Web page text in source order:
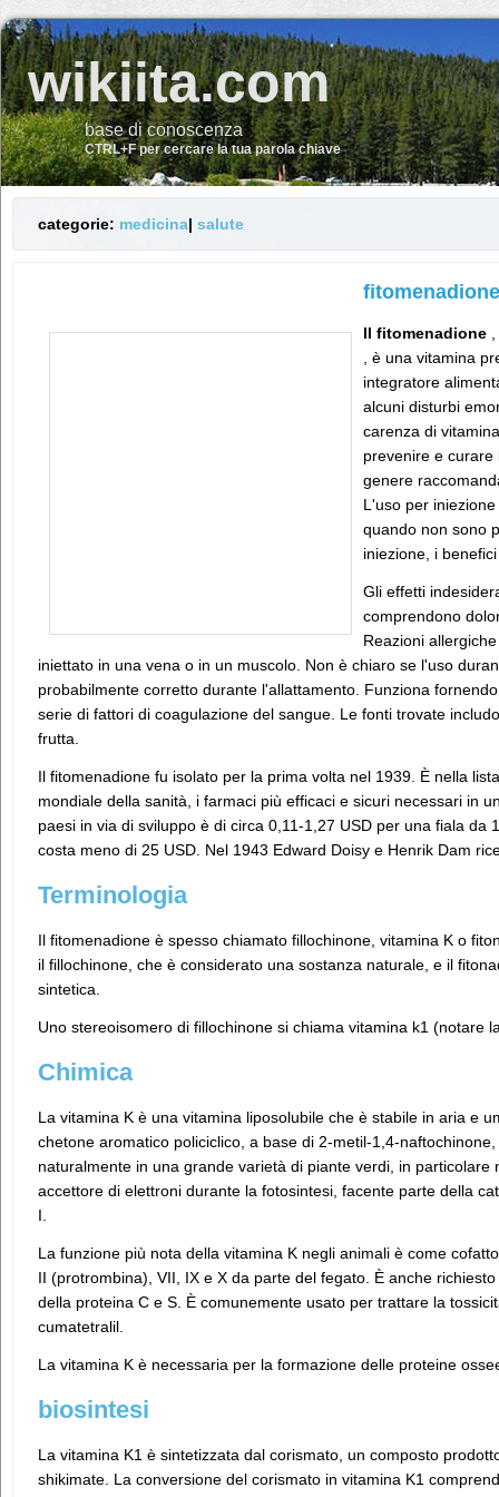
wikiita.com
base di conoscenza
CTRL+F per cercare la tua parola chiave
categorie: medicina| salute
fitomenadione
Il fitomenadione
, è una vitamina
integratore
alcuni disturbi
carenza di
prevenire e
genere
L'uso per
quando non sono
iniezione, i
Gli effetti
comprendono
Reazioni
iniettato in una vena o in un muscolo. Non è chiaro se l'uso
probabilmente corretto durante l'allattamento. Funziona
serie di fattori di coagulazione del sangue. Le fonti trovate
frutta.
Il fitomenadione fu isolato per la prima volta nel 1939. È nella
mondiale della sanità, i farmaci più efficaci e sicuri necessari in
paesi in via di sviluppo è di circa 0,11-1,27 USD per una fiala da
costa meno di 25 USD. Nel 1943 Edward Doisy e Henrik Dam
Terminologia
Il fitomenadione è spesso chiamato fillochinone, vitamina K o
il fillochinone, che è considerato una sostanza naturale, e il
sintetica.
Uno stereoisomero di fillochinone si chiama vitamina k1 (notare
Chimica
La vitamina K è una vitamina liposolubile che è stabile in aria e
chetone aromatico policiclico, a base di 2-metil-1,4-
naturalmente in una grande varietà di piante verdi, in particolare
accettore di elettroni durante la fotosintesi, facente parte della
I.
La funzione più nota della vitamina K negli animali è come
II (protrombina), VII, IX e X da parte del fegato. È anche
della proteina C e S. È comunemente usato per trattare la
cumatetralil.
La vitamina K è necessaria per la formazione delle proteine
biosintesi
La vitamina K1 è sintetizzata dal corismato, un composto
shikimate. La conversione del corismato in vitamina K1